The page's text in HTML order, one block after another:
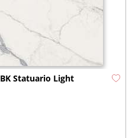
Statuario Light